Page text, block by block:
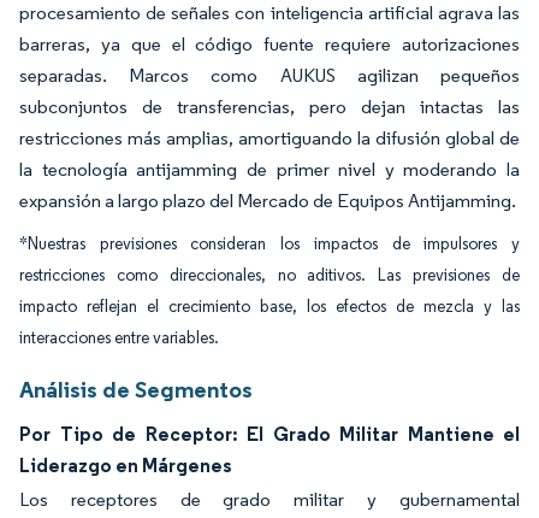
procesamiento de señales con inteligencia artificial agrava las
barreras, ya que el código fuente requiere autorizaciones
separadas. Marcos como AUKUS agilizan pequeños
subconjuntos de transferencias, pero dejan intactas las
restricciones más amplias, amortiguando la difusión global de
la tecnología antijamming de primer nivel y moderando la
expansión a largo plazo del Mercado de Equipos Antijamming.
*Nuestras previsiones consideran los impactos de impulsores y
restricciones como direccionales, no aditivos. Las previsiones de
impacto reflejan el crecimiento base, los efectos de mezcla y las
interacciones entre variables.
Análisis de Segmentos
Por Tipo de Receptor: El Grado Militar Mantiene el
Liderazgo en Márgenes
Los receptores de grado militar y gubernamental